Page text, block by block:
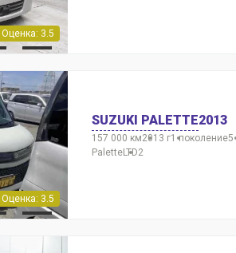
Оценка: 3.5
Оценка: 3.5
SUZUKI PALETTE2013
157 000 км2013 г1 поколение5
PaletteLTD2